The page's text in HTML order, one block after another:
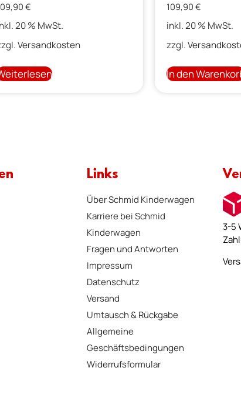
€
20 % MwSt.
Versandkosten
109,90 €
inkl. 20 % MwSt.
zzgl.
In den
Links
Über Schmid Kinderwagen
Karriere bei Schmid
Kinderwagen
Fragen und Antworten
Impressum
Datenschutz
Versand
Umtausch & Rückgabe
Allgemeine
Geschäftsbedingungen
Widerrufsformular
3-5